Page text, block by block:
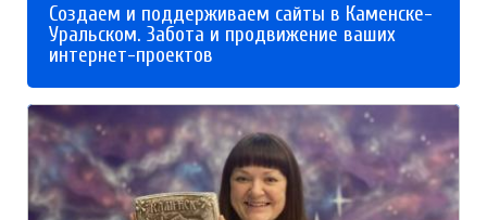
Создаем и поддерживаем сайты в Каменске-
Уральском. Забота и продвижение ваших
интернет-проектов